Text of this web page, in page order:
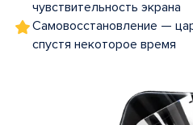
чувствительность экрана
Самовосстановление —
спустя некоторое время